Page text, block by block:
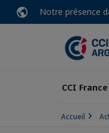
Notre présence
CCI
Accueil